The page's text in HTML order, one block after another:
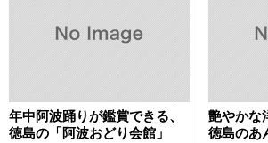
年中阿波踊りが鑑賞できる、
徳島の「阿波おどり会館」
艶やかな
徳島のあ